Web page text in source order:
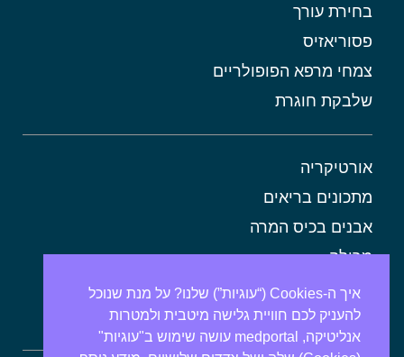
בחירת עורך
פסוריאזיס
צמחי מרפא הפופולריים
שלבקת חוגרת
אורטיקריה
מתכונים בריאים
אבנים בכיס המרה
מרולה
מורינגה
אלוורה
איך ה-Cookies (“עוגיות”) שלנו? על מנת שנוכל
להעניק לכם חוויית גלישה מיטבית ולמטרות
אנליטיקה, medportal עושה שימוש ב"עוגיות"